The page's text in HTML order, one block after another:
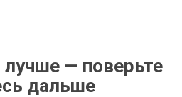
— поверьте
дальше